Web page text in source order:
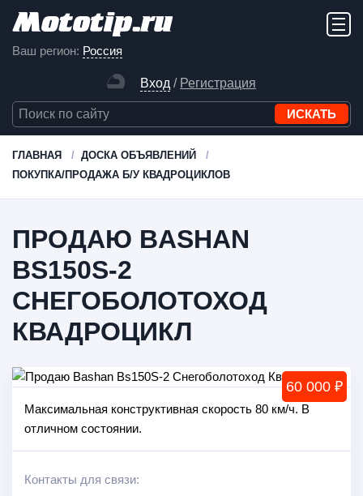
Ваш регион: Россия
Вход / Регистрация
ГЛАВНАЯ
ДОСКА ОБЪЯВЛЕНИЙ
ПОКУПКА/ПРОДАЖА Б/У КВАДРОЦИКЛОВ
ПРОДАЮ BASHAN
BS150S-2
СНЕГОБОЛОТОХОД
КВАДРОЦИКЛ
60 000 ₽
Максимальная конструктивная скорость 80 км/ч. В
отличном состоянии.
Контакты для связи: